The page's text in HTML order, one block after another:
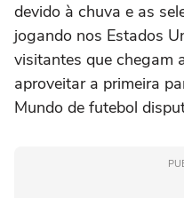
devido à chuva e as
jogando nos Estados
visitantes que chegam
aproveitar a primeira
Mundo de futebol